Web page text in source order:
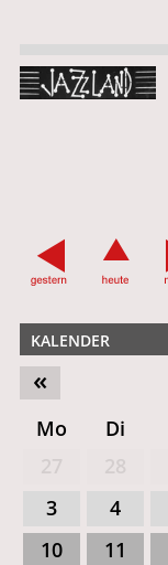
KALENDER
«
Mo Di
3
4
10
11